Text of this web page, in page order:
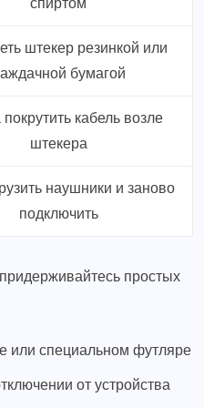
штекер резинкой или
бумагой
кабель возле
штекера
наушники и заново
подключить
простых
или специальном футляре
от устройства